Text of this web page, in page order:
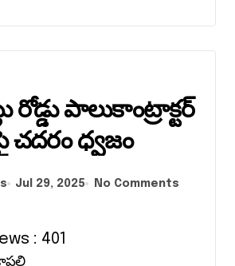
రోడ్డు పాలుకాంట్రాక్టర్
చదరం ధ్వజం
Jul 29, 2025 No Comments
: 401